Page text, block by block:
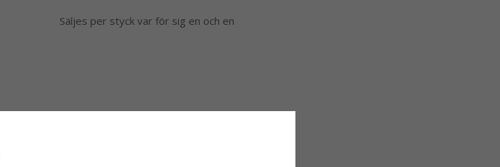
Säljes per styck var för sig en och en